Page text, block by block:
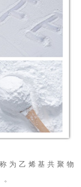
为乙烯基共聚物